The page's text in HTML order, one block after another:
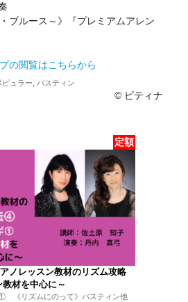
ブルース～》『プレミアムアレン
の閲覧はこちらから
ュラー, バスティン
© ピティナ
定額
ノレッスン教材のリズム攻略
材を中心に～
《リズムにのって》バスティン他